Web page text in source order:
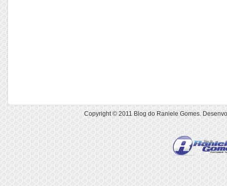
Copyright © 2011 Blog do Raniele Gomes .